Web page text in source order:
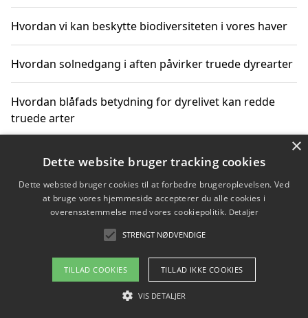
Hvordan vi kan beskytte biodiversiteten i vores haver
Hvordan solnedgang i aften påvirker truede dyrearter
Hvordan blåfads betydning for dyrelivet kan redde
truede arter
Hvordan kan gaver til unge voksne støtte bevarelsen
Copyright 2026 - Pilanto Aps
Om / kontakt
Blog Betingelser
×
Dette website bruger tracking cookies
Dette websted bruger cookies til at forbedre brugeroplevelsen. Ved
at bruge vores hjemmeside accepterer du alle cookies i
overensstemmelse med vores cookiepolitik. Detaljer
STRENGT NØDVENDIGE
TILLAD COOKIES TILLAD IKKE COOKIES
VIS DETALJER